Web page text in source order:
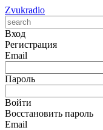
Zvukradio
Вход
Регистрация
Email
Пароль
Войти
Восстановить пароль
Email